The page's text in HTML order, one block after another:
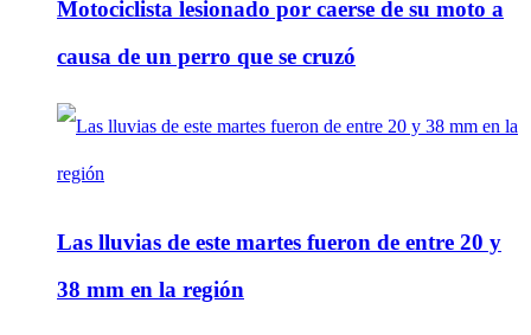
Motociclista lesionado por caerse de su moto a
causa de un perro que se cruzó
Las lluvias de este martes fueron de entre 20 y
38 mm en la región